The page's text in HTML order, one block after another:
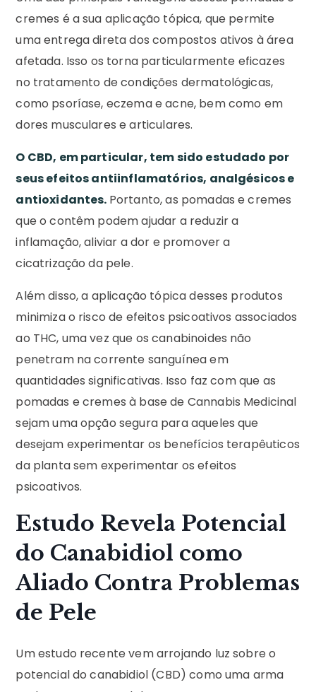
cremes é a sua aplicação tópica, que permite
uma entrega direta dos compostos ativos à área
afetada. Isso os torna particularmente eficazes
no tratamento de condições dermatológicas,
como psoríase, eczema e acne, bem como em
dores musculares e articulares.
O CBD, em particular, tem sido estudado por
seus efeitos antiinflamatórios, analgésicos e
antioxidantes. Portanto, as pomadas e cremes
que o contêm podem ajudar a reduzir a
inflamação, aliviar a dor e promover a
cicatrização da pele.
Além disso, a aplicação tópica desses produtos
minimiza o risco de efeitos psicoativos associados
ao THC, uma vez que os canabinoides não
penetram na corrente sanguínea em
quantidades significativas. Isso faz com que as
pomadas e cremes à base de Cannabis Medicinal
sejam uma opção segura para aqueles que
desejam experimentar os benefícios terapêuticos
da planta sem experimentar os efeitos
psicoativos.
Estudo Revela Potencial
do Canabidiol como
Aliado Contra Problemas
de Pele
Um estudo recente vem arrojando luz sobre o
potencial do canabidiol (CBD) como uma arma